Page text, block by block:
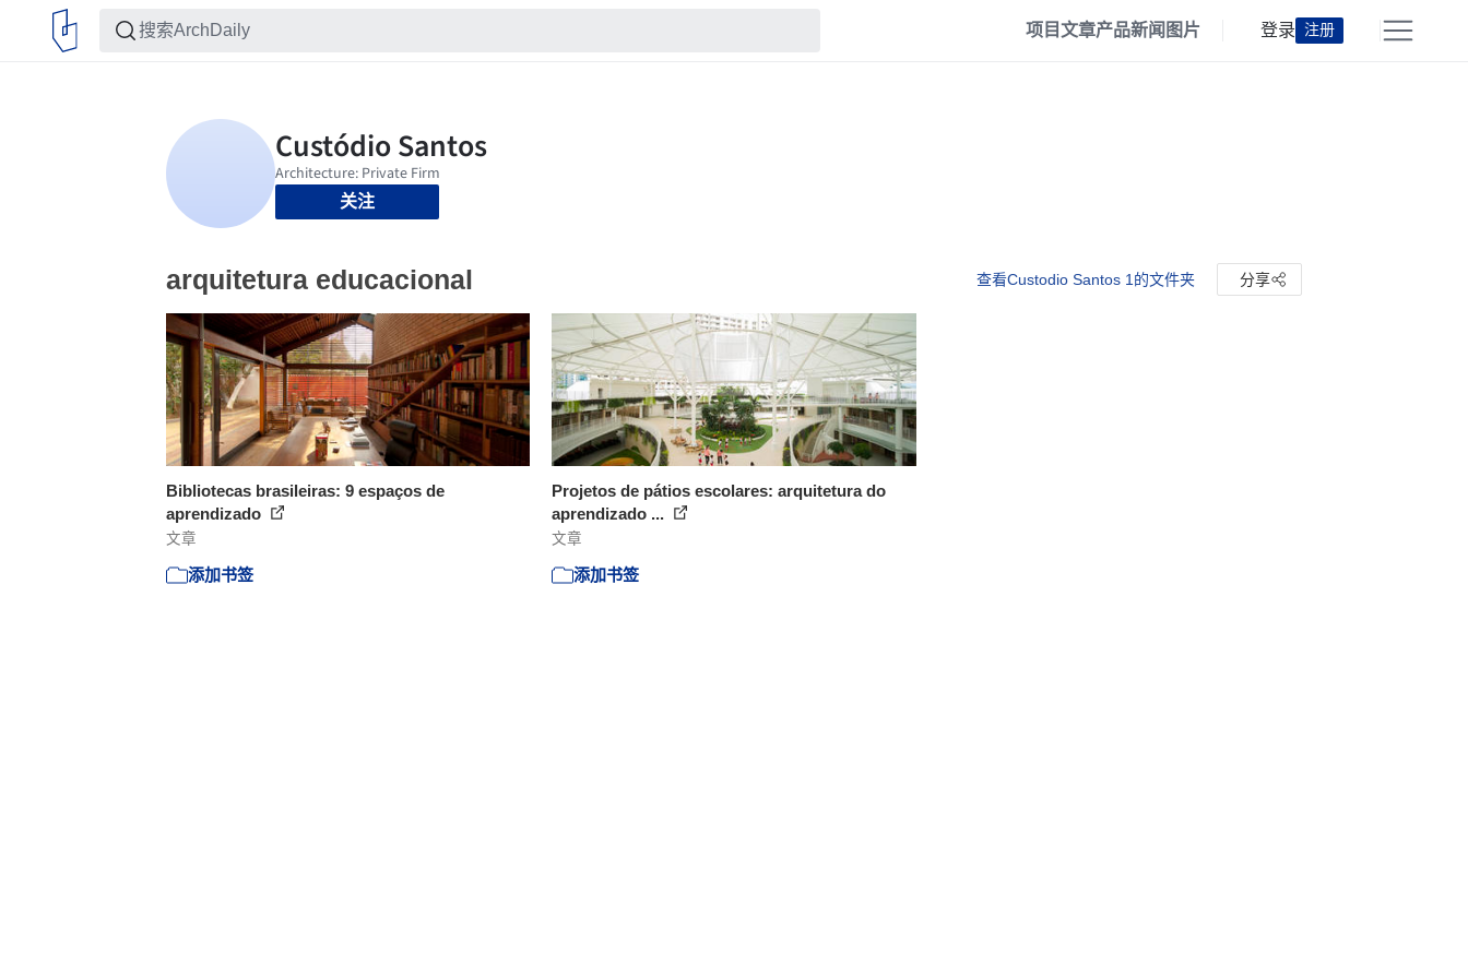
项目文章产品新闻 图片 登录 注册
关注
arquitetura educacional 查看Custodio Santos 1的文件夹 分享
Bibliotecas brasileiras: 9 espaços de
aprendizado
文章
添加书签
Projetos de pátios escolares: arquitetura do
aprendizado ...
文章
添加书签